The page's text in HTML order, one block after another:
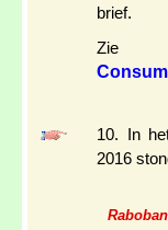
brief.
Zie
10. In
2016